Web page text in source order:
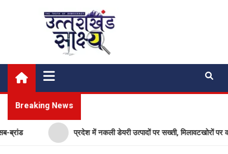
Uttarakhand Shakshya
My News Portal
Breaking News
प्रदेश में नकली डेयरी उत्पादों पर सख्ती, मिलावटखोरों पर